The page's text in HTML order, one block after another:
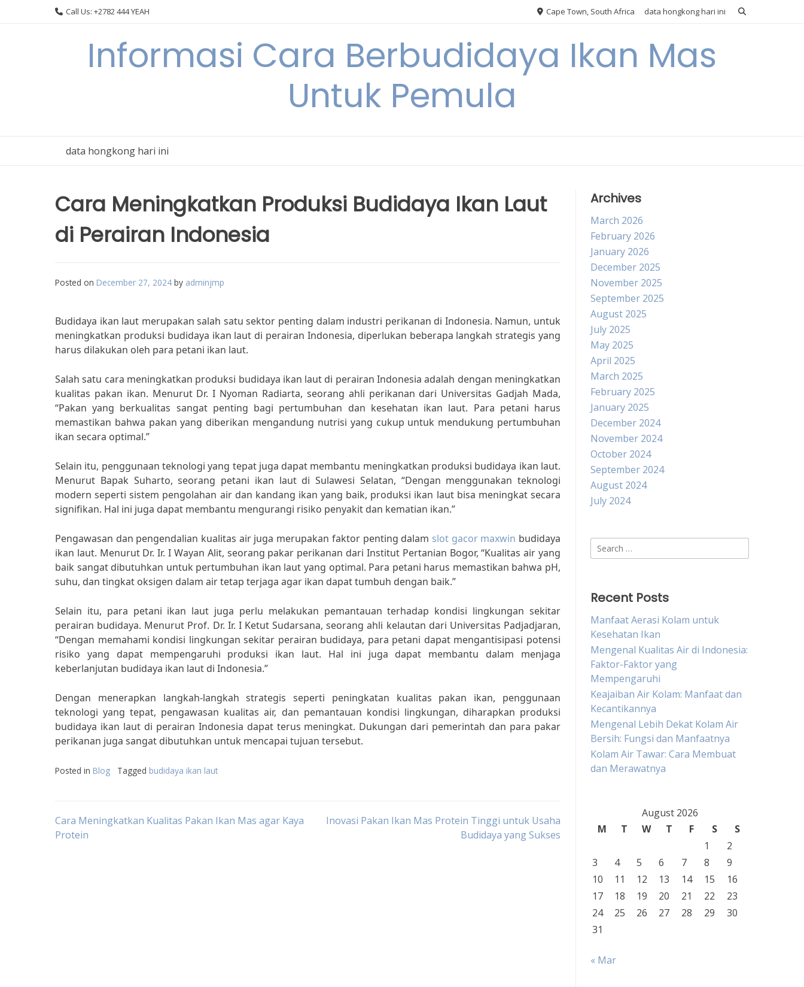
Call Us: +2782 444 YEAH Cape Town, South Africa data hongkong hari ini
Informasi Cara Berbudidaya Ikan Mas
Untuk Pemula
data hongkong hari ini
Cara Meningkatkan Produksi Budidaya Ikan Laut
di Perairan Indonesia
Posted on December 27, 2024 by adminjmp
Budidaya ikan laut merupakan salah satu sektor penting dalam industri perikanan di Indonesia. Namun, untuk
meningkatkan produksi budidaya ikan laut di perairan Indonesia, diperlukan beberapa langkah strategis yang
harus dilakukan oleh para petani ikan laut.
Salah satu cara meningkatkan produksi budidaya ikan laut di perairan Indonesia adalah dengan meningkatkan
kualitas pakan ikan. Menurut Dr. I Nyoman Radiarta, seorang ahli perikanan dari Universitas Gadjah Mada,
“Pakan yang berkualitas sangat penting bagi pertumbuhan dan kesehatan ikan laut. Para petani harus
memastikan bahwa pakan yang diberikan mengandung nutrisi yang cukup untuk mendukung pertumbuhan
ikan secara optimal.”
Selain itu, penggunaan teknologi yang tepat juga dapat membantu meningkatkan produksi budidaya ikan laut.
Menurut Bapak Suharto, seorang petani ikan laut di Sulawesi Selatan, “Dengan menggunakan teknologi
modern seperti sistem pengolahan air dan kandang ikan yang baik, produksi ikan laut bisa meningkat secara
signifikan. Hal ini juga dapat membantu mengurangi risiko penyakit dan kematian ikan.”
Pengawasan dan pengendalian kualitas air juga merupakan faktor penting dalam slot gacor maxwin budidaya
ikan laut. Menurut Dr. Ir. I Wayan Alit, seorang pakar perikanan dari Institut Pertanian Bogor, “Kualitas air yang
baik sangat dibutuhkan untuk pertumbuhan ikan laut yang optimal. Para petani harus memastikan bahwa pH,
suhu, dan tingkat oksigen dalam air tetap terjaga agar ikan dapat tumbuh dengan baik.”
Selain itu, para petani ikan laut juga perlu melakukan pemantauan terhadap kondisi lingkungan sekitar
perairan budidaya. Menurut Prof. Dr. Ir. I Ketut Sudarsana, seorang ahli kelautan dari Universitas Padjadjaran,
“Dengan memahami kondisi lingkungan sekitar perairan budidaya, para petani dapat mengantisipasi potensi
risiko yang dapat mempengaruhi produksi ikan laut. Hal ini juga dapat membantu dalam menjaga
keberlanjutan budidaya ikan laut di Indonesia.”
Dengan menerapkan langkah-langkah strategis seperti peningkatan kualitas pakan ikan, penggunaan
teknologi yang tepat, pengawasan kualitas air, dan pemantauan kondisi lingkungan, diharapkan produksi
budidaya ikan laut di perairan Indonesia dapat terus meningkat. Dukungan dari pemerintah dan para pakar
perikanan juga sangat dibutuhkan untuk mencapai tujuan tersebut.
Posted in Blog Tagged budidaya ikan laut
Post
Cara Meningkatkan Kualitas Pakan Ikan Mas agar Kaya
Protein
Inovasi Pakan Ikan Mas Protein Tinggi untuk Usaha
Budidaya yang Sukses
Archives
March 2026
February 2026
January 2026
December 2025
November 2025
September 2025
August 2025
July 2025
May 2025
April 2025
March 2025
February 2025
January 2025
December 2024
November 2024
October 2024
September 2024
August 2024
July 2024
Search
for:
Recent Posts
Manfaat Aerasi Kolam untuk
Kesehatan Ikan
Mengenal Kualitas Air di Indonesia:
Faktor-Faktor yang
Mempengaruhi
Keajaiban Air Kolam: Manfaat dan
Kecantikannya
Mengenal Lebih Dekat Kolam Air
Bersih: Fungsi dan Manfaatnya
Kolam Air Tawar: Cara Membuat
dan Merawatnya
August 2026
M
T W T F S
S
1
2
3
4 5 6 7 8
9
10
11 12 13 14 15
16
17
18 19 20 21 22
23
24
25 26 27 28 29
30
31
« Mar